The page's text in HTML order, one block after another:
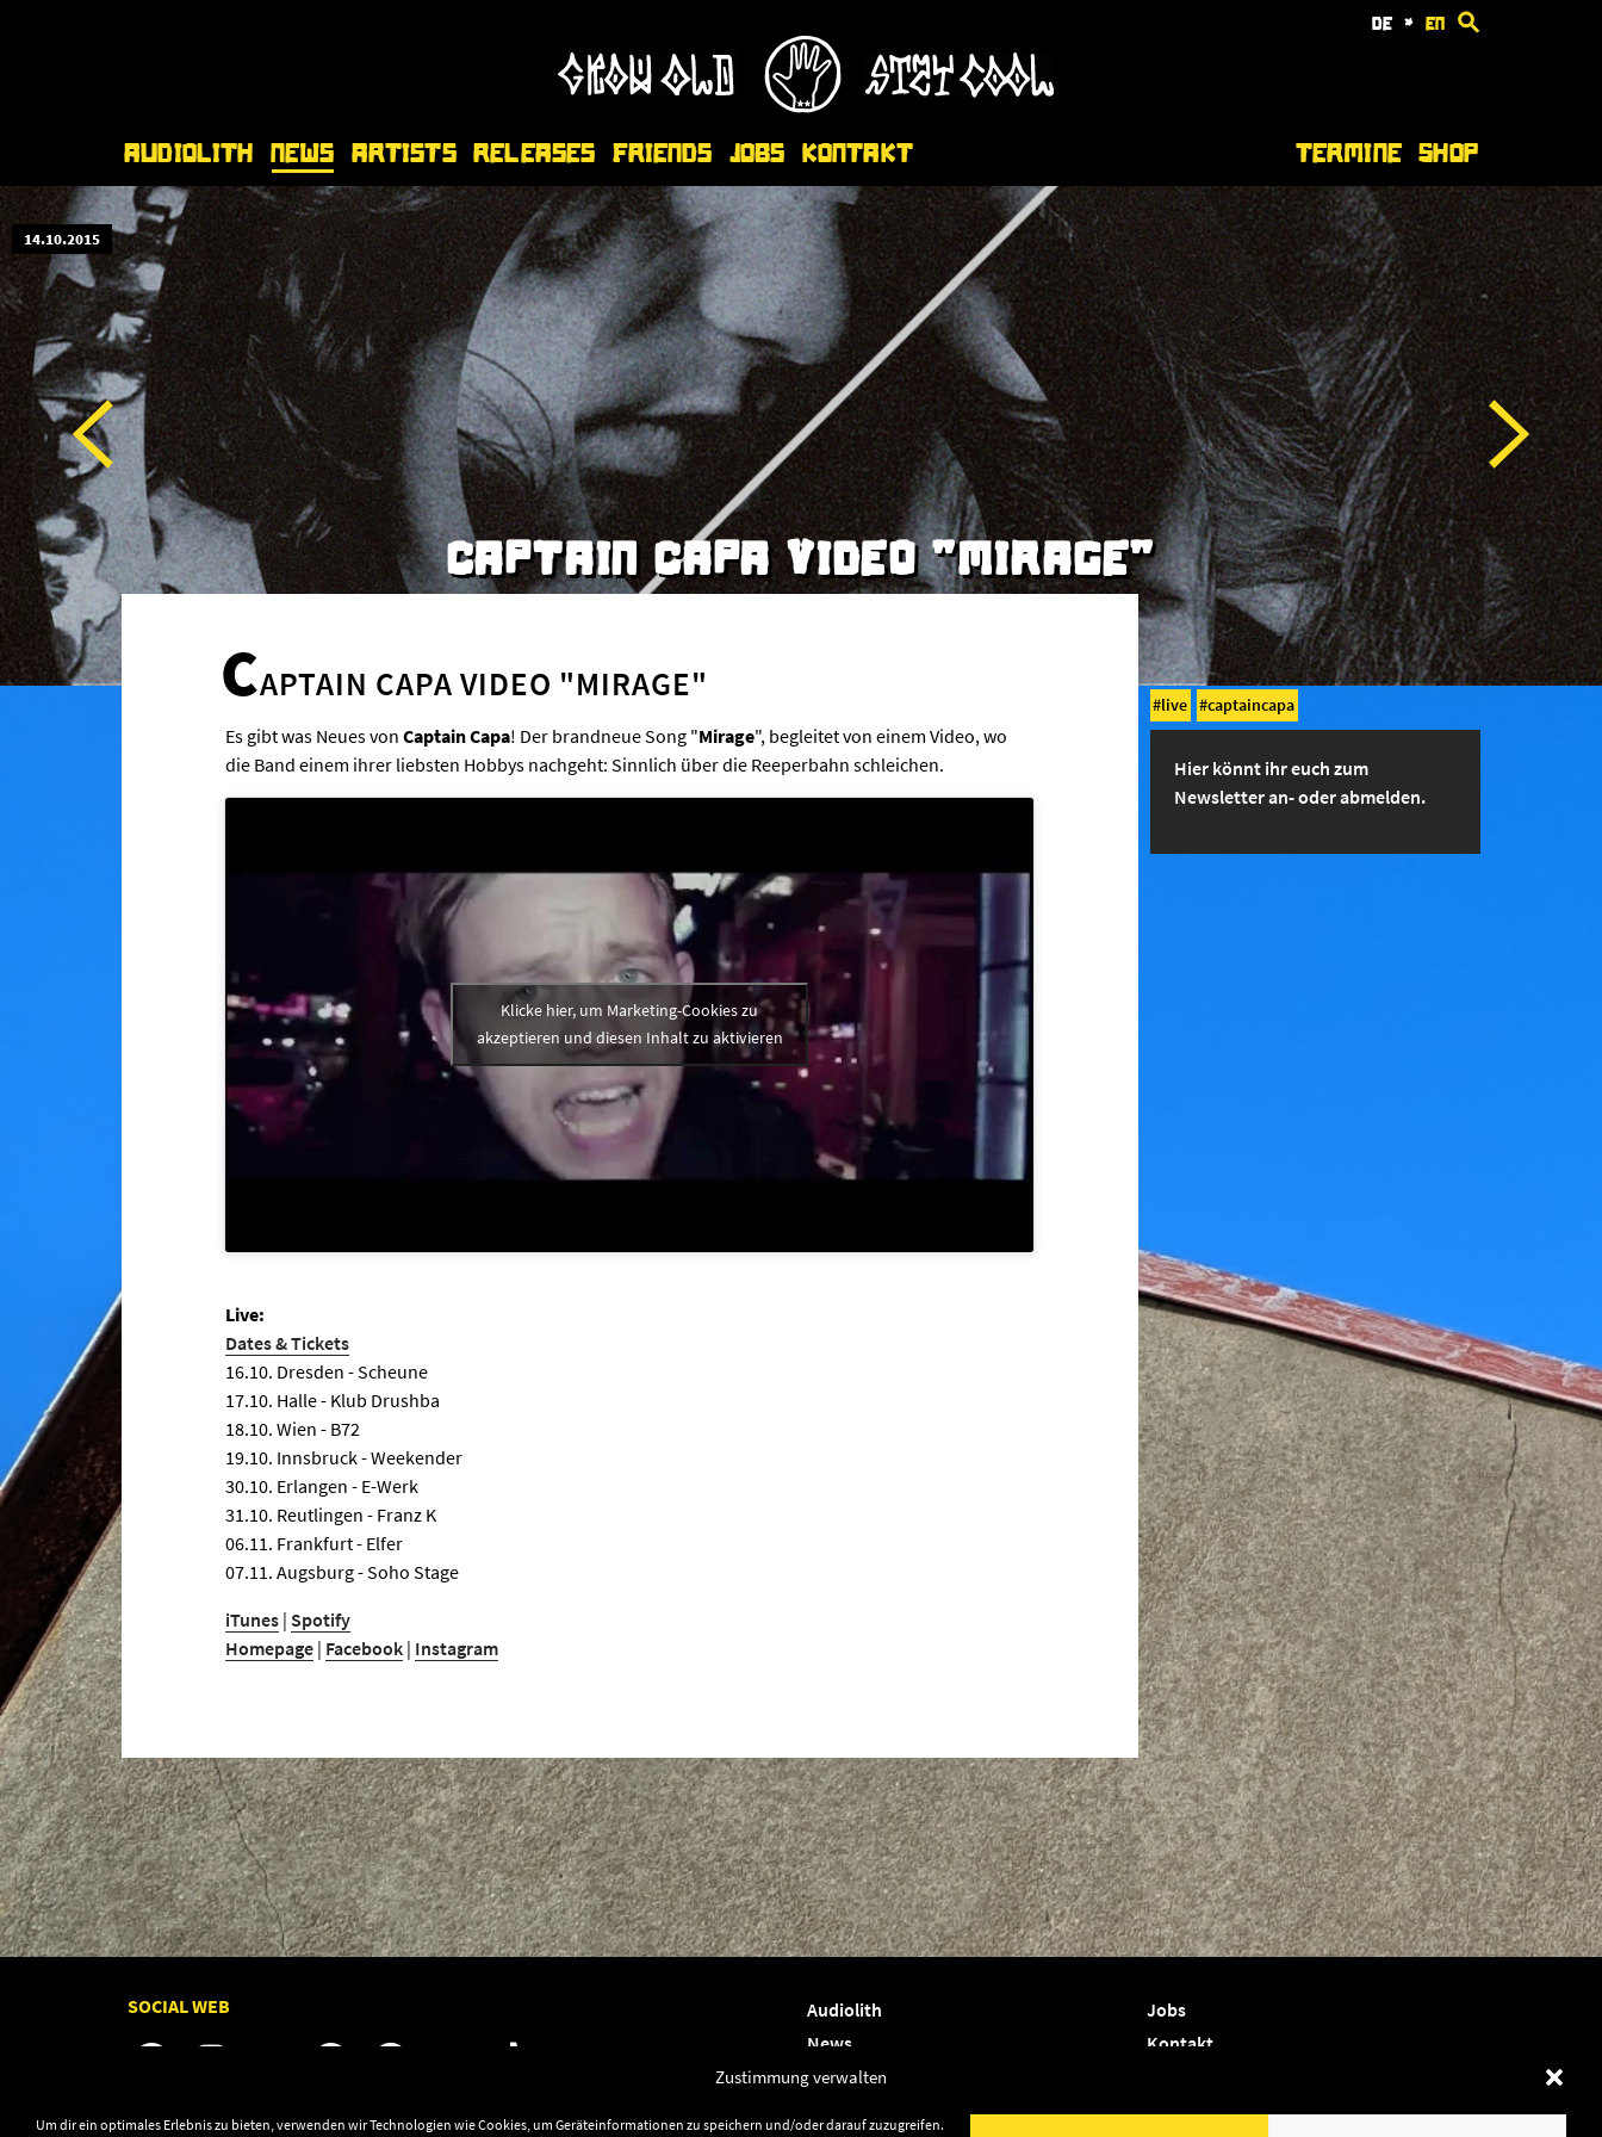
Zustimmung verwalten
Um dir ein optimales Erlebnis zu bieten, verwenden wir Technologien wie Cookies, um Geräteinformationen zu speichern und/oder darauf zuzugreifen.
de * en
Audiolith News Artists Releases Friends Jobs Kontakt Termine Shop
14.10.2015
CAPTAIN CAPA VIDEO "MIRAGE"
CAPTAIN CAPA VIDEO "MIRAGE"
Es gibt was Neues vonCaptain Capa! Der brandneue Song "Mirage", begleitet von einem Video, wo
die Band einem ihrer liebsten Hobbys nachgeht: Sinnlich über die Reeperbahn schleichen.
Klicke hier, um Marketing-Cookies zu
akzeptieren und diesen Inhalt zu aktivieren
Live:
Dates & Tickets
16.10. Dresden - Scheune
17.10. Halle - Klub Drushba
18.10. Wien - B72
19.10. Innsbruck - Weekender
30.10. Erlangen - E-Werk
31.10. Reutlingen - Franz K
06.11. Frankfurt - Elfer
07.11. Augsburg - Soho Stage
iTunes |Spotify
Homepage | Facebook | Instagram
live captaincapa
Hier könnt ihr euch zum
Newsletter an- oder abmelden.
SOCIAL WEB
Audiolith
News
Artists
Jobs
Kontakt
Shop